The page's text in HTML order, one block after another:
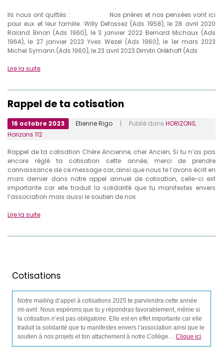
Ils nous ont quittés : Nos prières et nos pensées vont ici
pour eux et leur famille. Willy Defossez (Ads 1958), le 28 avril 2020
Roland Binon (Ads 1960), le 3 janvier 2022 Bernard Michaux (Ads
1964), le 27 janvier 2023 Yves Wezel (Ads 1960), le 1er mars 2023
Michel Symann (Ads 1960), le 23 avril 2023 Dimitri Orékhoff (Ads
Lire la suite
Rappel de ta cotisation
16 octobre 2023 Etienne Rigo | Publié dans HORIZONS,
Horizons 112
Rappel de ta cotisation Chère Ancienne, cher Ancien, Si tu n’as pas
encore réglé ta cotisation cette année, merci de prendre
connaissance de ce message car, ainsi que nous te l’avons écrit en
mars dernier dans notre appel annuel de cotisation, celle-ci est
importante car elle traduit la solidarité que tu manifestes envers
l’association mais aussi le soutien de nos
Lire la suite
Cotisations
Notre mailing d’appel à cotisations 2025 te parviendra cette année
mi-avril. Nous espérons que tu y répondras favorablement, même si
la cotisation n’est pas obligatoire. Elle est en effet importante car elle
traduit la solidarité que tu manifestes envers l’association ainsi que le
soutien à nos projets et ton attachement à notre Collège… Clique ici.